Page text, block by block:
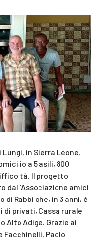
in Sierra Leone,
a 5 asili, 800
Il progetto
dall’Associazione amici
di Rabbi che, in 3 anni, è
di privati, Cassa rurale
Alto Adige. Grazie ai
Facchinelli, Paolo